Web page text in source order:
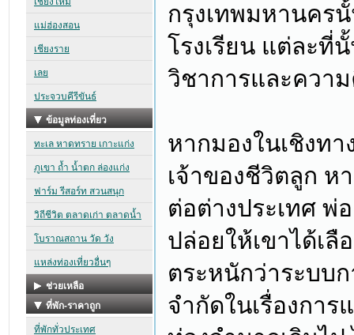
กรุงเทพมหานคร
โรงเรียน แต่ละที่
วิชาการและควา
หากมองในเชิงท
เจ้าของชีวิตลูก ห
ต่อต่างประเทศ พ่
ปล่อยให้เขาได้เลื
ตระหนักว่าระบบ
จำกัดในเรื่องกา